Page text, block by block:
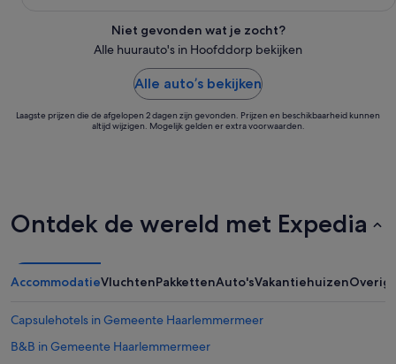
Niet gevonden wat je zocht?
Alle huurauto's in Hoofddorp bekijken
Alle auto’s bekijken
Laagste prijzen die de afgelopen 2 dagen zijn gevonden. Prijzen en beschikbaarheid kunnen
altijd wijzigen. Mogelijk gelden er extra voorwaarden.
Ontdek de wereld met Expedia
AccommodatieVluchtenPakkettenAuto'sVakantiehuizenOverig
Capsulehotels in Gemeente Haarlemmermeer
B&B in Gemeente Haarlemmermeer